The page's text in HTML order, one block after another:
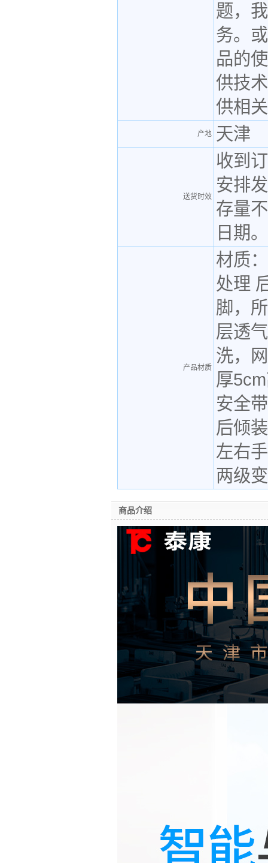
题，
务。
品的
供技
供相
产地 天津
送货时效
收到
安排
存量
日期。
产品材质
材质
处理
脚，
层透
洗，
厚
安全
后倾
左右
两级
商品介绍